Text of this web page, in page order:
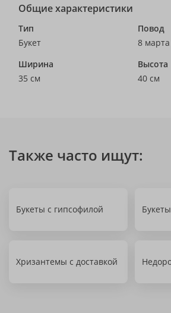
Общие характеристики
Тип
Букет
Повод
8 марта
Ширина
35 см
Высота
40 см
Также часто ищут:
Букеты с гипсофилой
Хризантемы с доставкой